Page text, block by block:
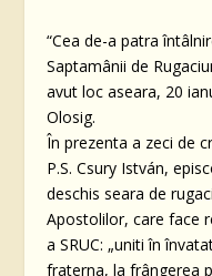
“Cea de-a patra
Saptamânii de
avut loc aseara, 20
Olosig.
În prezenta a zeci de
P.S. Csury István,
deschis seara de
Apostolilor, care face
a SRUC: „uniti în
fraterna, la frângerea